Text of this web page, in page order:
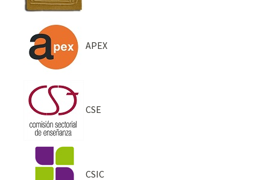
APEX
CSE
CSIC